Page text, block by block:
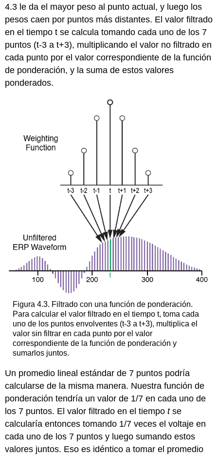
4.3 le da el mayor peso al punto actual, y luego los
pesos caen por puntos más distantes. El valor filtrado
en el tiempo t se calcula tomando cada uno de los 7
puntos (t-3 a t+3), multiplicando el valor no filtrado en
cada punto por el valor correspondiente de la función
de ponderación, y la suma de estos valores
ponderados.
Figura 4.3. Filtrado con una función de ponderación.
Para calcular el valor filtrado en el tiempo t, toma cada
uno de los puntos envolventes (t-3 a t+3), multiplica el
valor sin filtrar en cada punto por el valor
correspondiente de la función de ponderación y
sumarlos juntos.
Un promedio lineal estándar de 7 puntos podría
calcularse de la misma manera. Nuestra función de
ponderación tendría un valor de 1/7 en cada uno de
los 7 puntos. El valor filtrado en el tiempotse
calcularía entonces tomando 1/7 veces el voltaje en
cada uno de los 7 puntos y luego sumando estos
valores juntos. Eso es idéntico a tomar el promedio